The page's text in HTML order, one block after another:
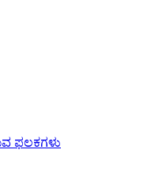
ಫಲಕಗಳು